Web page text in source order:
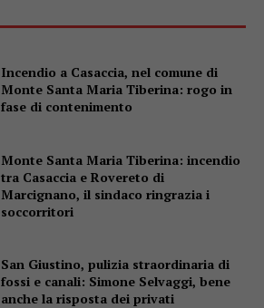
Incendio a Casaccia, nel comune di
Monte Santa Maria Tiberina: rogo in
fase di contenimento
Monte Santa Maria Tiberina: incendio
tra Casaccia e Rovereto di
Marcignano, il sindaco ringrazia i
soccorritori
San Giustino, pulizia straordinaria di
fossi e canali: Simone Selvaggi, bene
anche la risposta dei privati